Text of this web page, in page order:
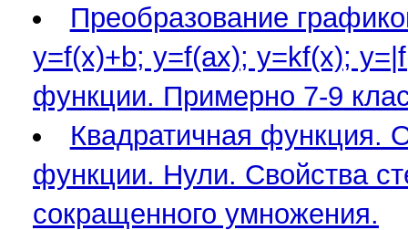
Преобразование
y=f(x)+b; y=f(ax); y=kf(x);
функции. Примерно 7-9
Квадратичная функция.
функции. Нули. Свойства
сокращенного умножения.